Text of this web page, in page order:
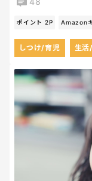
ポイント 2P Amazon
しつけ/育児 生活